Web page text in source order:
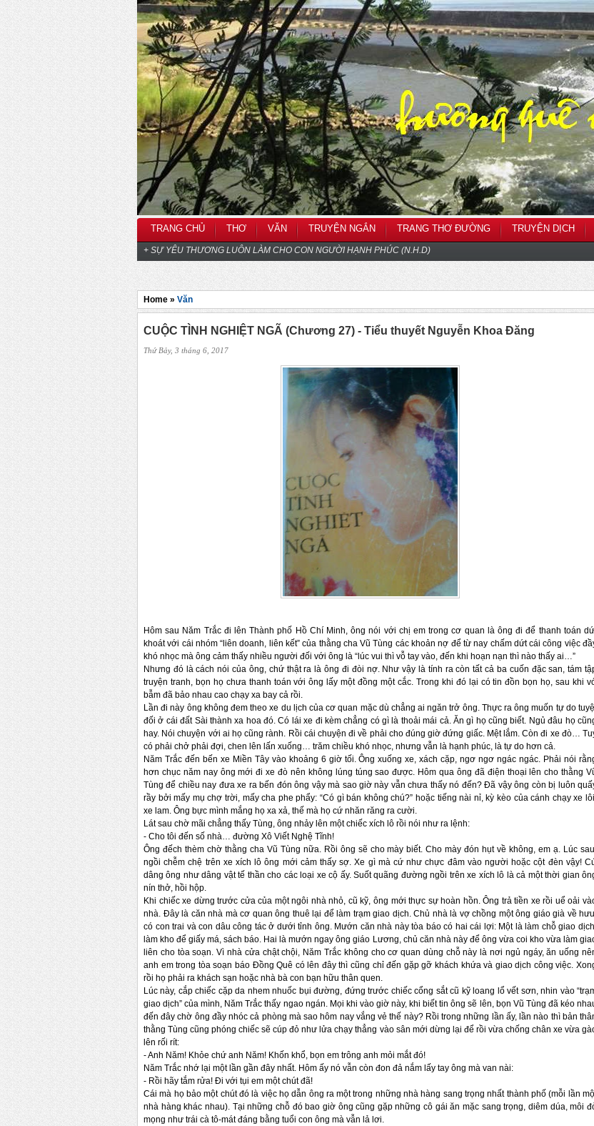
TRANG CHỦ THƠ VĂN TRUYỆN NGẮN TRANG THƠ ĐƯỜNG TRUYỆN DỊCH
+ SỰ YÊU THƯƠNG LUÔN LÀM CHO CON NGƯỜI HẠNH PHÚC (N.H.D)
Home » Văn
CUỘC TÌNH NGHIỆT NGÃ (Chương 27) - Tiểu thuyết Nguyễn Khoa Đăng
Thứ Bảy, 3 tháng 6, 2017
Hôm sau Năm Trắc đi lên Thành phố Hồ Chí Minh, ông nói với chị em trong cơ quan là ông đi để thanh toán
khoát với cái nhóm “liên doanh, liên kết” của thằng cha Vũ Tùng các khoản nợ để từ nay chấm dứt cái công việc
khó nhọc mà ông cảm thấy nhiều người đối với ông là “lúc vui thì vỗ tay vào, đến khi hoạn nạn thì nào thấy ai…”
Nhưng đó là cách nói của ông, chứ thật ra là ông đi đòi nợ. Như vậy là tính ra còn tất cả ba cuốn đặc san, tám
truyện tranh, bọn họ chưa thanh toán với ông lấy một đồng một cắc. Trong khi đó lại có tin đồn bọn họ, sau khi
bẫm đã bảo nhau cao chạy xa bay cả rồi.
Lần đi này ông không đem theo xe du lịch của cơ quan mặc dù chẳng ai ngăn trở ông. Thực ra ông muốn tự do
đối ở cái đất Sài thành xa hoa đó. Có lái xe đi kèm chẳng có gì là thoải mái cả. Ăn gì họ cũng biết. Ngủ đâu họ
hay. Nói chuyện với ai họ cũng rành. Rồi cái chuyện đi về phải cho đúng giờ đứng giấc. Mệt lắm. Còn đi xe đò…
có phải chở phải đợi, chen lên lấn xuống… trăm chiều khó nhọc, nhưng vẫn là hạnh phúc, là tự do hơn cả.
Năm Trắc đến bến xe Miền Tây vào khoảng 6 giờ tối. Ông xuống xe, xách cặp, ngơ ngơ ngác ngác. Phải nói
hơn chục năm nay ông mới đi xe đò nên không lúng túng sao được. Hôm qua ông đã điện thoại lên cho thằng
Tùng để chiều nay đưa xe ra bến đón ông vậy mà sao giờ này vẫn chưa thấy nó đến? Đã vậy ông còn bị luôn
rầy bởi mấy mụ chợ trời, mấy cha phe phẩy: “Có gì bán không chú?” hoặc tiếng nài nỉ, kỳ kèo của cánh chạy xe
xe lam. Ông bực mình mắng họ xa xả, thế mà họ cứ nhăn răng ra cười.
Lát sau chờ mãi chẳng thấy Tùng, ông nhảy lên một chiếc xích lô rồi nói như ra lệnh:
- Cho tôi đến số nhà… đường Xô Viết Nghệ Tĩnh!
Ông đếch thèm chờ thằng cha Vũ Tùng nữa. Rồi ông sẽ cho mày biết. Cho mày đón hụt về không, em ạ. Lúc
ngồi chễm chệ trên xe xích lô ông mới cảm thấy sợ. Xe gì mà cứ như chực đâm vào người hoặc cột đèn vậy!
dâng ông như dâng vật tế thần cho các loại xe cộ ấy. Suốt quãng đường ngồi trên xe xích lô là cả một thời gian
nín thở, hồi hộp.
Khi chiếc xe dừng trước cửa của một ngôi nhà nhỏ, cũ kỹ, ông mới thực sự hoàn hồn. Ông trả tiền xe rồi uể oải
nhà. Đây là căn nhà mà cơ quan ông thuê lại để làm trạm giao dịch. Chủ nhà là vợ chồng một ông giáo già về
có con trai và con dâu công tác ở dưới tỉnh ông. Mướn căn nhà này tòa báo có hai cái lợi: Một là làm chỗ giao
làm kho để giấy má, sách báo. Hai là mướn ngay ông giáo Lương, chủ căn nhà này để ông vừa coi kho vừa làm
liên cho tòa soạn. Vì nhà cửa chật chội, Năm Trắc không cho cơ quan dùng chỗ này là nơi ngủ ngáy, ăn uống
anh em trong tòa soạn báo Đồng Quê có lên đây thì cũng chỉ đến gặp gỡ khách khứa và giao dịch công việc.
rồi họ phải ra khách sạn hoặc nhà bà con bạn hữu thân quen.
Lúc này, cắp chiếc cặp da nhem nhuốc bụi đường, đứng trước chiếc cổng sắt cũ kỹ loang lổ vết sơn, nhin vào
giao dịch” của mình, Năm Trắc thấy ngao ngán. Mọi khi vào giờ này, khi biết tin ông sẽ lên, bọn Vũ Tùng đã kéo
đến đây chờ ông đầy nhóc cả phòng mà sao hôm nay vắng vẻ thế này? Rồi trong những lần ấy, lần nào thì bản
thằng Tùng cũng phóng chiếc sẽ cúp đỏ như lửa chạy thẳng vào sân mới dừng lại để rồi vừa chống chân xe vừa
lên rối rít:
-Anh Năm! Khỏe chứ anh Năm! Khốn khổ, bọn em trông anh mỏi mắt đó!
Năm Trắc nhớ lại một lần gần đây nhất. Hôm ấy nó vẫn còn đon đả nắm lấy tay ông mà van nài:
- Rồi hãy tắm rửa! Đi với tụi em một chút đã!
Cái mà họ bảo một chút đó là việc họ dẫn ông ra một trong những nhà hàng sang trọng nhất thành phố (mỗi lần
nhà hàng khác nhau). Tại những chỗ đó bao giờ ông cũng gặp những cô gái ăn mặc sang trọng, diêm dúa, môi
mọng như trái cà tô-mát đáng bằng tuổi con ông mà vẫn lả lơi.